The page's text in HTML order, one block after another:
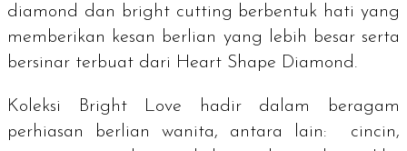
diamond dan bright cutting berbentuk hati yang
memberikan kesan berlian yang lebih besar serta
bersinar terbuat dari Heart Shape Diamond .
Koleksi Bright Love hadir dalam beragam
perhiasan berlian wanita, antara lain: cincin,